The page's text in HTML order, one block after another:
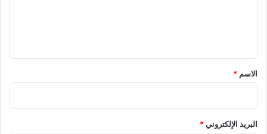
*
الاسم *
البريد الإلكتروني*